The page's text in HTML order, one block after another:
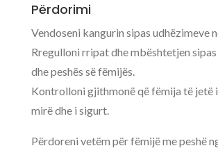
Përdorimi
Vendoseni kangurin sipas udhëzimeve
Rregulloni rripat dhe mbështetjen
dhe peshës së fëmijës.
Kontrolloni gjithmonë që fëmija të jetë
mirë dhe i sigurt.
Përdoreni vetëm për fëmijë me peshë